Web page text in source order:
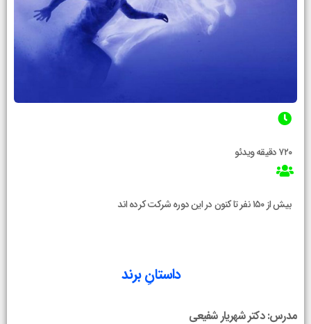
۷۲۰ دقیقه ویدئو
بیش از ۱۵۰ نفر تا کنون در این دوره شرکت کرده اند
داستانِ برند
مدرس: دکتر شهریار شفیعی